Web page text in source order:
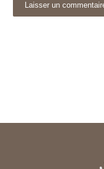
Laisser un